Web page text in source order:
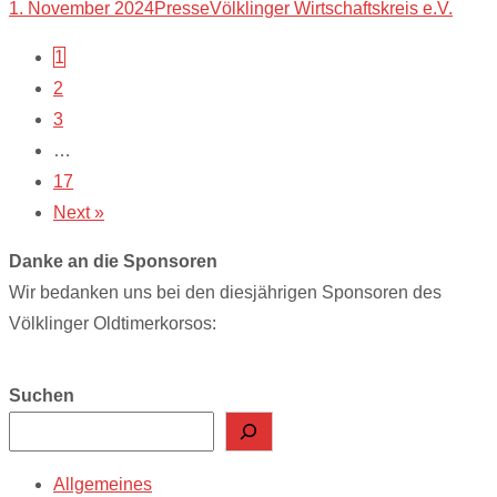
1. November 2024PresseVölklinger Wirtschaftskreis e.V.
Posts
navigation
1
2
3
…
17
Next »
Danke an die Sponsoren
Wir bedanken uns bei den diesjährigen Sponsoren des
Völklinger Oldtimerkorsos:
Suchen
Allgemeines